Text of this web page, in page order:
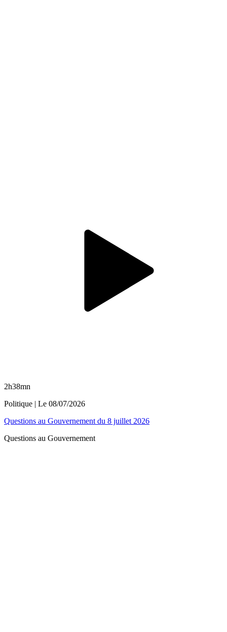
2h38mn
Politique | Le 08/07/2026
Questions au Gouvernement du 8 juillet 2026
Questions au Gouvernement